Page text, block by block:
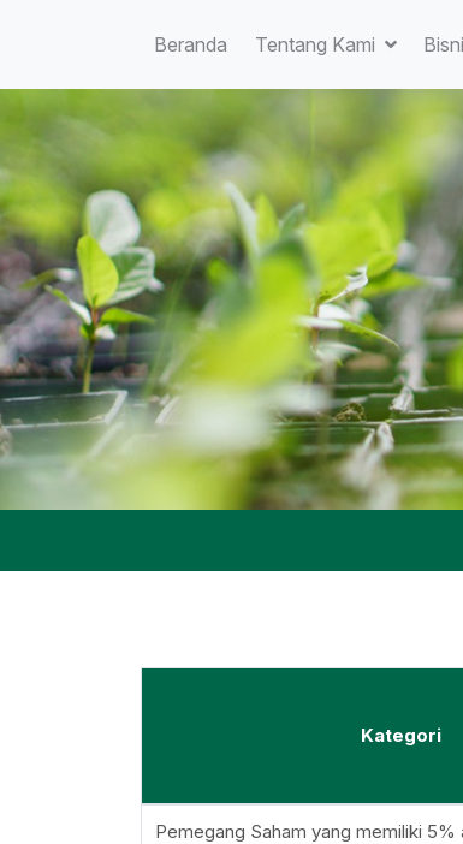
Beranda Tentang Kami
Kategori
Pemegang Saham yang memiliki 5%